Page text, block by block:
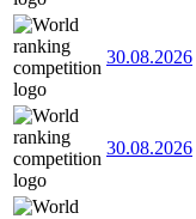
30.08.2026
30.08.2026